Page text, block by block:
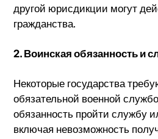
другой юрисдикции могут
гражданства.
2. Воинская обязанность и
Некоторые государства
обязательной военной
обязанность пройти службу
включая невозможность